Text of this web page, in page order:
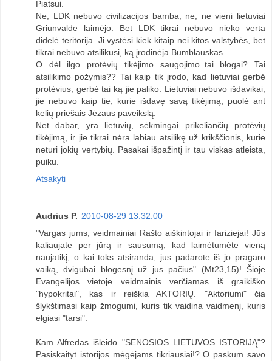
Piatsui.
Ne, LDK nebuvo civilizacijos bamba, ne, ne vieni lietuviai
Griunvalde laimėjo. Bet LDK tikrai nebuvo nieko verta
didelė teritorija. Ji vystėsi kiek kitaip nei kitos valstybės, bet
tikrai nebuvo atsilikusi, ką įrodinėja Bumblauskas.
O dėl ilgo protėvių tikėjimo saugojimo..tai blogai? Tai
atsilikimo požymis?? Tai kaip tik įrodo, kad lietuviai gerbė
protėvius, gerbė tai ką jie paliko. Lietuviai nebuvo išdavikai,
jie nebuvo kaip tie, kurie išdavę savą tikėjimą, puolė ant
kelių priešais Jėzaus paveikslą.
Net dabar, yra lietuvių, sėkmingai prikeliančių protėvių
tikėjimą, ir jie tikrai nėra labiau atsilikę už krikščionis, kurie
neturi jokių vertybių. Pasakai išpažintį ir tau viskas atleista,
puiku.
Atsakyti
Audrius P. 2010-08-29 13:32:00
"Vargas jums, veidmainiai Rašto aiškintojai ir fariziejai! Jūs
kaliaujate per jūrą ir sausumą, kad laimėtumėte vieną
naujatikį, o kai toks atsiranda, jūs padarote iš jo pragaro
vaiką, dvigubai blogesnį už jus pačius" (Mt23,15)! Šioje
Evangelijos vietoje veidmainis verčiamas iš graikiško
"hypokritai", kas ir reiškia AKTORIŲ. "Aktoriumi" čia
šlykštimasi kaip žmogumi, kuris tik vaidina vaidmenį, kuris
elgiasi "tarsi".
Kam Alfredas išleido "SENOSIOS LIETUVOS ISTORIJĄ"?
Pasiskaityt istorijos mėgėjams tikriausiai!? O paskum savo